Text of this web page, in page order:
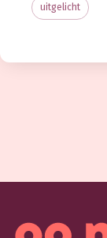
uitgelicht